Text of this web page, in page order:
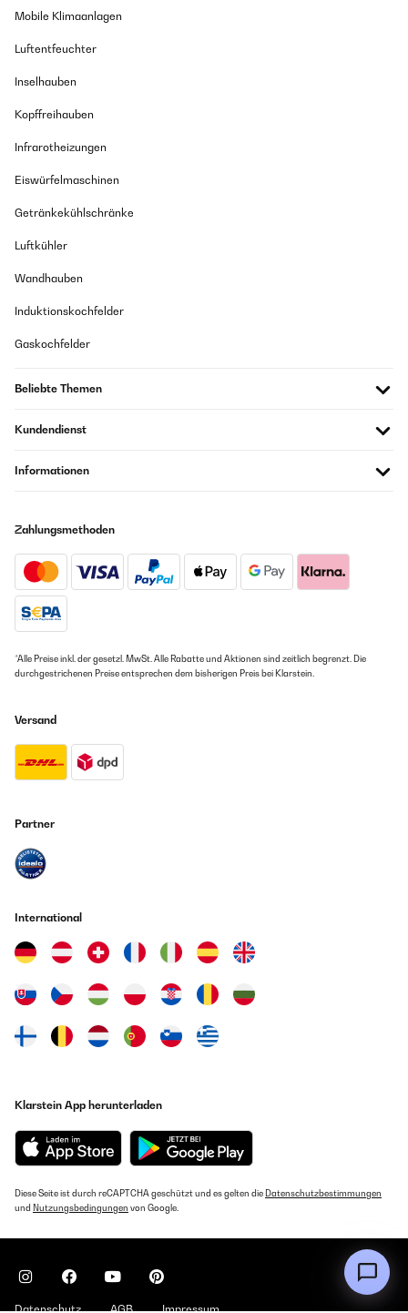
eigenständig überprüft
Amazon Benutzer – Bewertung durch Chal-Tec GmbH nicht
eigenständig überprüft
Sehr schöne Auflagen. Gute Polsterung und sehr schöne Farbe.
Amazon Benutzer – Bewertung durch Chal-Tec GmbH nicht
Preis Leistung Sehr schöne Auflagen. Gute Polsterung und sehr schöne
Amazon Benutzer – Bewertung durch Chal-Tec GmbH nicht
Amazon Benutzer – Bewertung durch Chal-Tec GmbH nicht
Produkt entspricht meinen Erwartungen. Qualität/Farbe wie in der
Amazon Benutzer – Bewertung durch Chal-Tec GmbH nicht
eigenständig überprüft
Ich habe mich auf die Auflagen gefreut, leider gefällt mir die Struktur
und Farbe des Stoffes nicht. Schade,daher zurück!
eigenständig überprüft
Stühle nun auf wieder aufgepolstert und dadurch wieder bequem. Da
Wir hätten gerne auch für unseren Hocker 50x50 diese Auflage passen
als Kissen gehabt.
Amazon Benutzer – Bewertung durch Chal-Tec GmbH nicht
eigenständig überprüft
Stühle nun auf wieder aufgepolstert und dadurch wieder bequem. Da
haben wir uns mal was schönes und qualitativ hochwertiges gegönnt.
Wir hätten gerne auch für unseren Hocker 50x50 diese Auflage passen
als Kissen gehabt.
eigenständig überprüft
03/05/2023
Wurden mit 1Tag verspätung geliefert.Diese Auflagen Sind genau das
was wir Haben wollten,Günstig ,Bequem,Gut,wer neue Braucht sollte sie
Mobile Klimaanlagen
Luftentfeuchter
Inselhauben
Kopffreihauben
Infrarotheizungen
Eiswürfelmaschinen
Getränkekühlschränke
Luftkühler
Wandhauben
Induktionskochfelder
Gaskochfelder
Beliebte Themen
Kundendienst
Informationen
Zahlungsmethoden
*Alle Preise inkl. der gesetzl. MwSt. Alle Rabatte und Aktionen sind zeitlich begrenzt. Die
durchgestrichenen Preise entsprechen dem bisherigen Preis bei Klarstein.
Versand
Partner
International
Klarstein App herunterladen
Diese Seite ist durch reCAPTCHA geschützt und es gelten die Datenschutzbestimmungen
und Nutzungsbedingungen von Google.
Datenschutz AGB Impressum